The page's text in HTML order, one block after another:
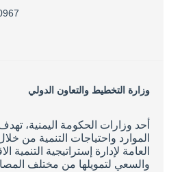
111 011
وزارة التخطيط والتعاون الدولي
أحد وزارات الحكومة اليمنية،
الموارد واحتياجات التنمية من
العامة لإدارة إستراتيجية التنمية
والسعي لتمويلها من مختلف